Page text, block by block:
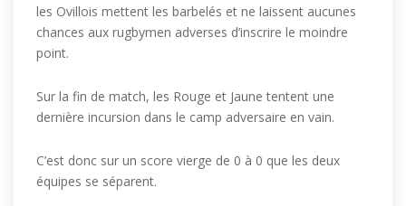
les Ovillois mettent les barbelés et ne laissent aucunes
chances aux rugbymen adverses d’inscrire le moindre
point.
Sur la fin de match, les Rouge et Jaune tentent une
dernière incursion dans le camp adversaire en vain.
C’est donc sur un score vierge de 0 à 0 que les deux
équipes se séparent.